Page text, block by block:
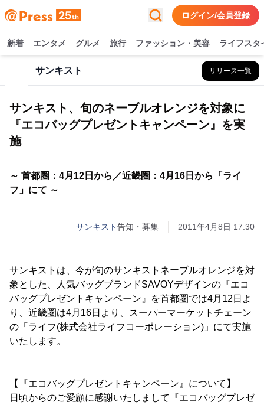
ログイン/会員登録
新着 エンタメ グルメ 旅行 ファッション・美容 ライフスタ
サンキスト リリース一覧
サンキスト、旬のネーブルオレンジを対象に
『エコバッグプレゼントキャンペーン』を実
施
～ 首都圏：4月12日から／近畿圏：4月16日から「ライ
フ」にて ～
サンキスト告知・募集 2011年4月8日 17:30
サンキストは、今が旬のサンキストネーブルオレンジを対
象とした、人気バッグブランドSAVOYデザインの『エコ
バッグプレゼントキャンペーン』を首都圏では4月12日よ
り、近畿圏は4月16日より、スーパーマーケットチェーン
の「ライフ(株式会社ライフコーポレーション)」にて実施
いたします。
【『エコバッグプレゼントキャンペーン』について】
日頃からのご愛顧に感謝いたしまして『エコバッグプレゼ